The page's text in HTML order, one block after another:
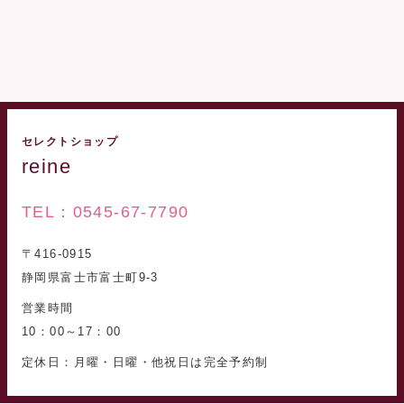
セレクトショップ
reine
TEL：0545-67-7790
〒416-0915
静岡県富士市富士町9-3
営業時間
10：00～17：00
定休日：月曜・日曜・他祝日は完全予約制